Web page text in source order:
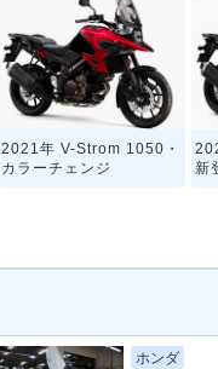
2021年 V-Strom 1050・
カラーチェンジ
新
ホンダ